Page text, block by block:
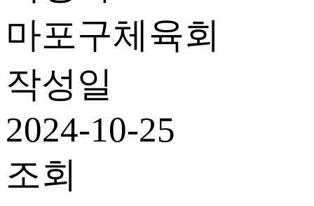
마포구체육회
작성일
2024-10-25
조회